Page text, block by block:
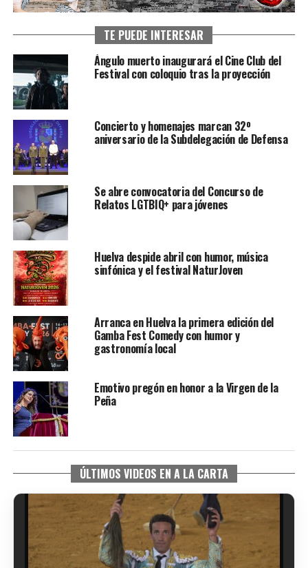
TE PUEDE INTERESAR
Ángulo muerto inaugurará el Cine Club del
Festival con coloquio tras la proyección
Concierto y homenajes marcan 32º
aniversario de la Subdelegación de Defensa
Se abre convocatoria del Concurso de
Relatos LGTBIQ+ para jóvenes
Huelva despide abril con humor, música
sinfónica y el festival NaturJoven
Arranca en Huelva la primera edición del
Gamba Fest Comedy con humor y
gastronomía local
Emotivo pregón en honor a la Virgen de la
Peña
ÚLTIMOS VIDEOS EN A LA CARTA